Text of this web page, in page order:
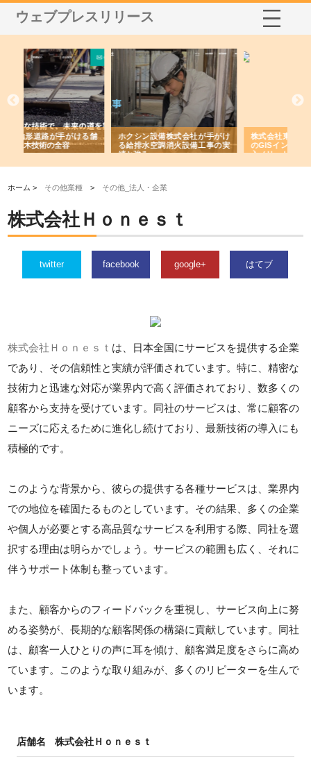
ウェブプレスリリース
ホクシン設備株式会社が手がけ
る給排水空調消火設備工事の実
績と強み
株式会社東京シー・エム・シー
のGISインフラ管理システム導
入メリット
ホーム > その他業種 > その他_法人・企業
株式会社Ｈｏｎｅｓｔ
twitter facebook google+ はてブ
株式会社Ｈｏｎｅｓｔ は、日本全国にサービスを提供する企業
であり、その信頼性と実績が評価されています。特に、精密な
技術力と迅速な対応が業界内で高く評価されており、数多くの
顧客から支持を受けています。同社のサービスは、常に顧客の
ニーズに応えるために進化し続けており、最新技術の導入にも
積極的です。
このような背景から、彼らの提供する各種サービスは、業界内
での地位を確固たるものとしています。その結果、多くの企業
や個人が必要とする高品質なサービスを利用する際、同社を選
択する理由は明らかでしょう。サービスの範囲も広く、それに
伴うサポート体制も整っています。
また、顧客からのフィードバックを重視し、サービス向上に努
める姿勢が、長期的な顧客関係の構築に貢献しています。同社
は、顧客一人ひとりの声に耳を傾け、顧客満足度をさらに高め
ています。このような取り組みが、多くのリピーターを生んで
います。
店舗名 株式会社Ｈｏｎｅｓｔ